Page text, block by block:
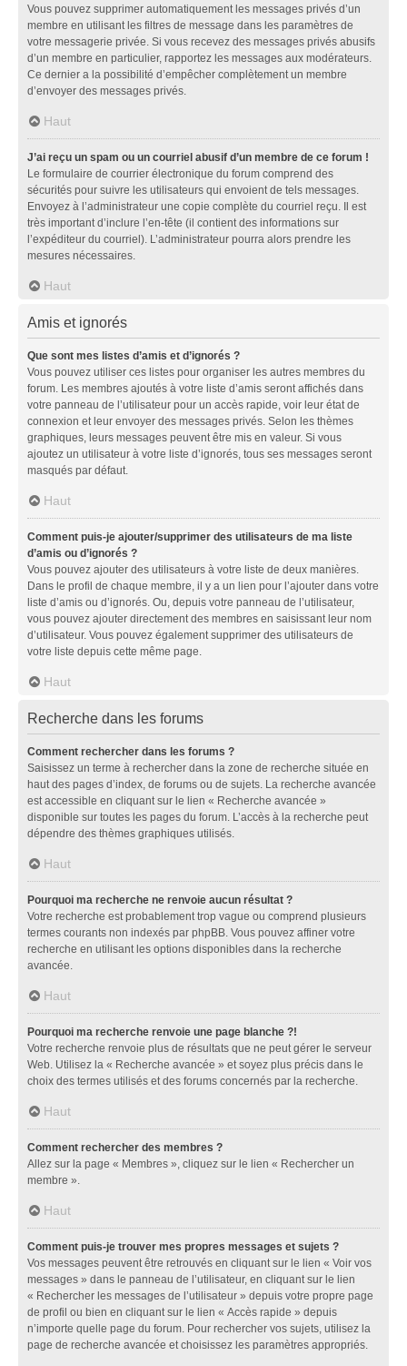
Vous pouvez supprimer automatiquement les messages privés d’un
membre en utilisant les filtres de message dans les paramètres de
votre messagerie privée. Si vous recevez des messages privés abusifs
d’un membre en particulier, rapportez les messages aux modérateurs.
Ce dernier a la possibilité d’empêcher complètement un membre
d’envoyer des messages privés.
Haut
J’ai reçu un spam ou un courriel abusif d’un membre de ce forum !
Le formulaire de courrier électronique du forum comprend des
sécurités pour suivre les utilisateurs qui envoient de tels messages.
Envoyez à l’administrateur une copie complète du courriel reçu. Il est
très important d’inclure l’en-tête (il contient des informations sur
l’expéditeur du courriel). L’administrateur pourra alors prendre les
mesures nécessaires.
Haut
Amis et ignorés
Que sont mes listes d’amis et d’ignorés ?
Vous pouvez utiliser ces listes pour organiser les autres membres du
forum. Les membres ajoutés à votre liste d’amis seront affichés dans
votre panneau de l’utilisateur pour un accès rapide, voir leur état de
connexion et leur envoyer des messages privés. Selon les thèmes
graphiques, leurs messages peuvent être mis en valeur. Si vous
ajoutez un utilisateur à votre liste d’ignorés, tous ses messages seront
masqués par défaut.
Haut
Comment puis-je ajouter/supprimer des utilisateurs de ma liste
d’amis ou d’ignorés ?
Vous pouvez ajouter des utilisateurs à votre liste de deux manières.
Dans le profil de chaque membre, il y a un lien pour l’ajouter dans votre
liste d’amis ou d’ignorés. Ou, depuis votre panneau de l’utilisateur,
vous pouvez ajouter directement des membres en saisissant leur nom
d’utilisateur. Vous pouvez également supprimer des utilisateurs de
votre liste depuis cette même page.
Haut
Recherche dans les forums
Comment rechercher dans les forums ?
Saisissez un terme à rechercher dans la zone de recherche située en
haut des pages d’index, de forums ou de sujets. La recherche avancée
est accessible en cliquant sur le lien « Recherche avancée »
disponible sur toutes les pages du forum. L’accès à la recherche peut
dépendre des thèmes graphiques utilisés.
Haut
Pourquoi ma recherche ne renvoie aucun résultat ?
Votre recherche est probablement trop vague ou comprend plusieurs
termes courants non indexés par phpBB. Vous pouvez affiner votre
recherche en utilisant les options disponibles dans la recherche
avancée.
Haut
Pourquoi ma recherche renvoie une page blanche ?!
Votre recherche renvoie plus de résultats que ne peut gérer le serveur
Web. Utilisez la « Recherche avancée » et soyez plus précis dans le
choix des termes utilisés et des forums concernés par la recherche.
Haut
Comment rechercher des membres ?
Allez sur la page « Membres », cliquez sur le lien « Rechercher un
membre ».
Haut
Comment puis-je trouver mes propres messages et sujets ?
Vos messages peuvent être retrouvés en cliquant sur le lien « Voir vos
messages » dans le panneau de l’utilisateur, en cliquant sur le lien
« Rechercher les messages de l’utilisateur » depuis votre propre page
de profil ou bien en cliquant sur le lien « Accès rapide » depuis
n’importe quelle page du forum. Pour rechercher vos sujets, utilisez la
page de recherche avancée et choisissez les paramètres appropriés.